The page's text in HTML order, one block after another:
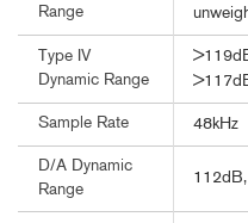
Range
Type IV
Dynamic Range
Sample Rate 48kHz
D/A Dynamic
Range